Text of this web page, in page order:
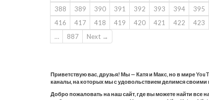
388
389 390 391 392 393 394 395
416
417 418 419 420 421 422 423
…
887 Next →
Приветствую вас, друзья! Мы — Катя и Макс, но в мире
каналы, на которых мы с удовольствием делимся
Добро пожаловать на наш сайт, где вы можете найти все